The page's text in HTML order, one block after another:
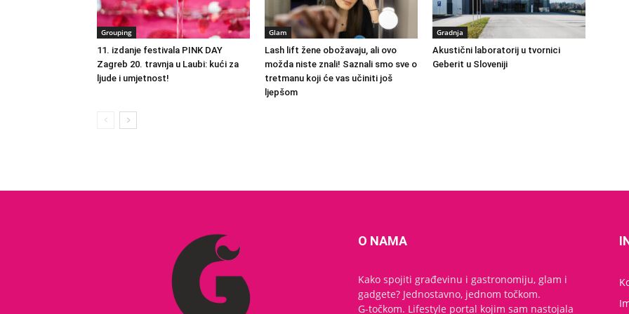
Grouping
11. izdanje festivala PINK DAY
Zagreb 20. travnja u Laubi: kući za
ljude i umjetnost!
Glam
Lash lift žene obožavaju, ali ovo
možda niste znali! Saznali smo sve o
tretmanu koji će vas učiniti još
ljepšom
Gradnja
Akustični laboratorij u tvornici
Geberit u Sloveniji
O NAMA
Kako spojiti građevinu i gastronomiju, glam i
gadgete? Jednostavno, jednom točkom.
G-točkom. Lifestyle portal kojim sam nastojala